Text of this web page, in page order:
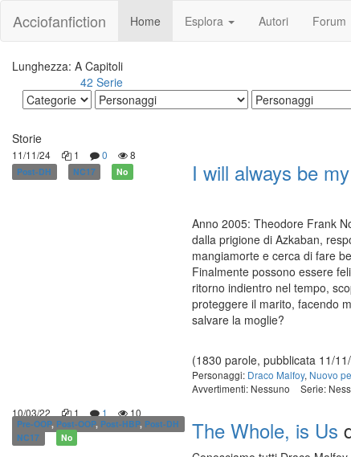
Acciofanfiction Home Esplora Autori Forum
Lunghezza: A Capitoli
42 Serie
Storie
11/11/24 1 0 8
Post-DH NC17 No I will always be
Anno 2005: Theodore Frank
dalla prigione di Azkaban,
mangiamorte e cerca di fare
Finalmente possono essere
ritorno indientro nel tempo,
proteggere il marito, facendo
salvare la moglie?
(1830 parole, pubblicata 11/
Personaggi: Draco Malfoy, Nuovo
Avvertimenti: Nessuno
Serie:
10/03/22
1 1 10
Pre-OOP, Post-OOP, Post-HBP, Post-DH
NC17
No The Whole, is Us